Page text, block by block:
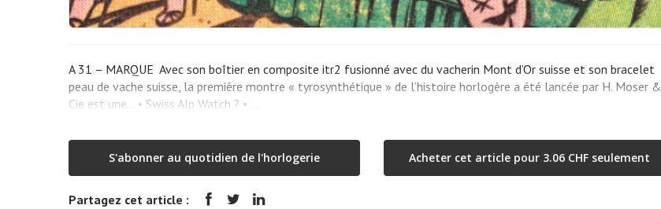
A 31 – MARQUE Avec son boîtier en composite itr2 fusionné avec du vacherin Mont d’Or suisse et son bracelet
peau de vache suisse, la première montre « tyrosynthétique » de l’histoire horlogère a été lancée par H. Moser &
Cie est une… • Swiss Alp Watch ? • …
S'abonner au quotidien de l'horlogerie Acheter cet article pour 3.06 CHF seulement
Partagez cet article :